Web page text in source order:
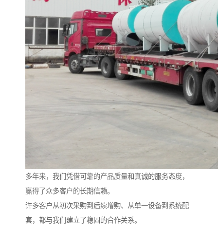
多年来，我们凭借可靠的产品质量和真诚的服务态度，
赢得了众多客户的长期信赖。
许多客户从初次采购到后续增购、从单一设备到系统配
套，都与我们建立了稳固的合作关系。